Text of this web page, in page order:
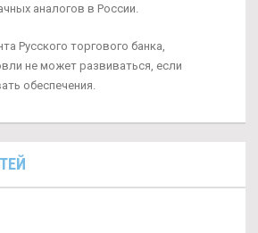
аналогов в России.
Русского торгового банка,
не может развиваться, если
обеспечения.